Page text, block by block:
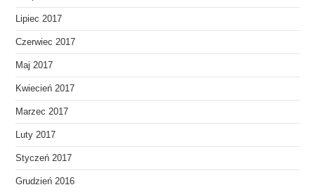
Lipiec 2017
Czerwiec 2017
Maj 2017
Kwiecień 2017
Marzec 2017
Luty 2017
Styczeń 2017
Grudzień 2016